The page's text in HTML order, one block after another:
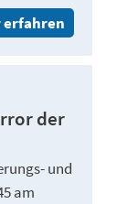
erfahren
der
und
am